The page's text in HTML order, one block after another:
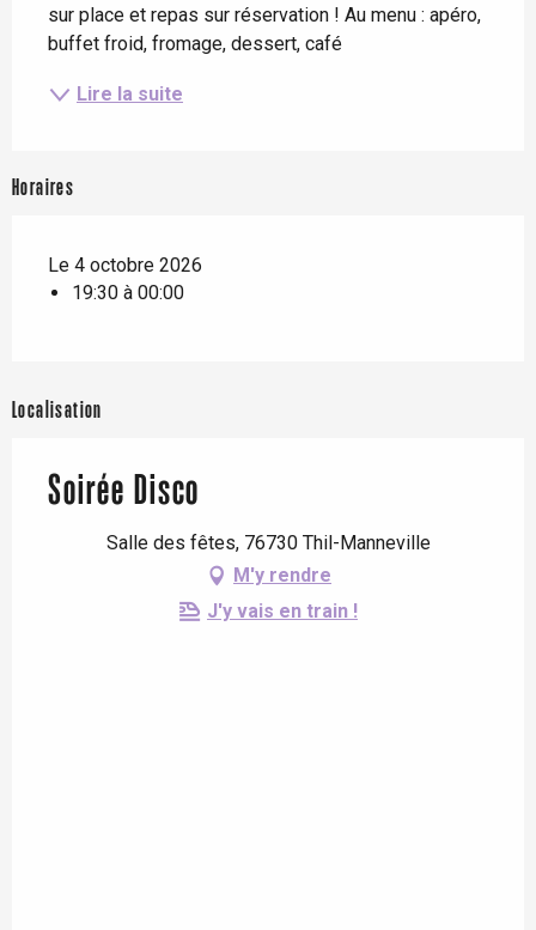
sur place et repas sur réservation ! Au menu : apéro,
buffet froid, fromage, dessert, café
Lire la suite
Horaires
Le 4 octobre 2026
19:30 à 00:00
Localisation
Soirée Disco
Salle des fêtes, 76730 Thil-Manneville
M'y rendre
J'y vais en train !